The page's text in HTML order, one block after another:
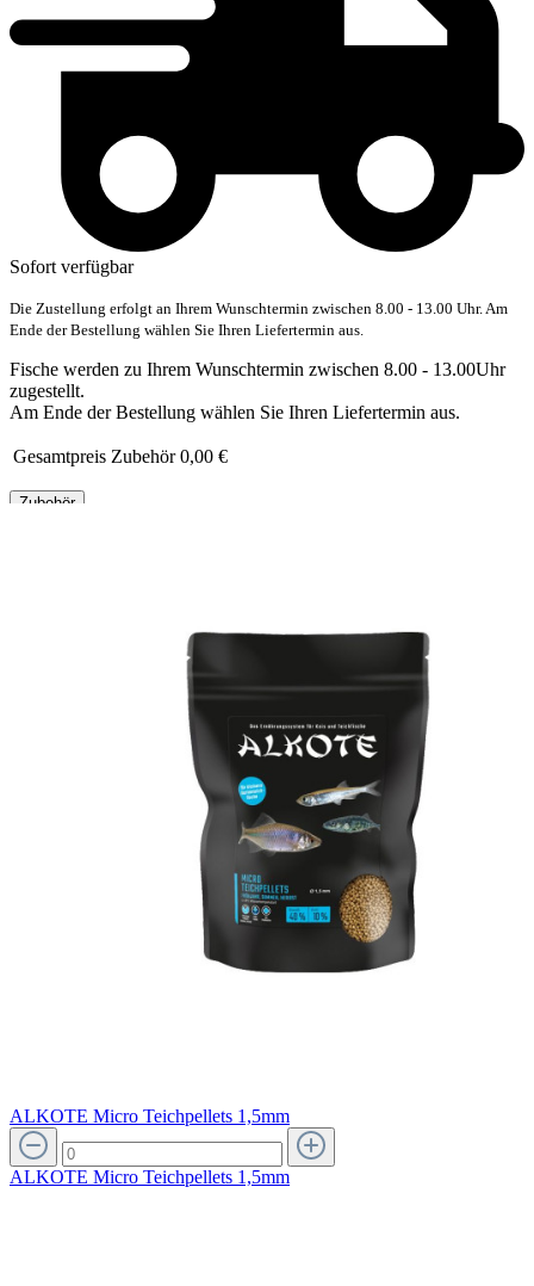
Sofort verfügbar
Die Zustellung erfolgt an Ihrem Wunschtermin zwischen 8.00 - 13.00 Uhr. Am
Ende der Bestellung wählen Sie Ihren Liefertermin aus.
Fische werden zu Ihrem Wunschtermin zwischen 8.00 - 13.00Uhr
zugestellt.
Am Ende der Bestellung wählen Sie Ihren Liefertermin aus.
Gesamtpreis Zubehör 0,00 €
Zubehör
ALKOTE Micro Teichpellets 1,5mm
ALKOTE Micro Teichpellets 1,5mm